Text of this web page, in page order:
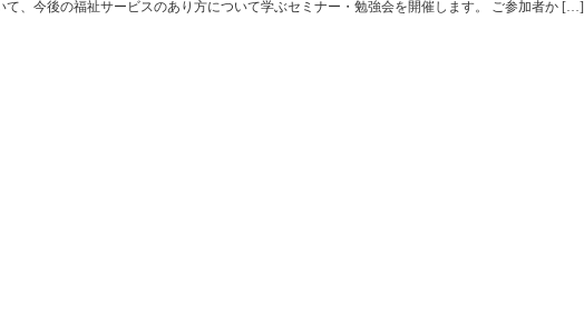
て、今後の福祉サービスのあり方について学ぶセミナー・勉強会を開催します。 ご参加者か […]